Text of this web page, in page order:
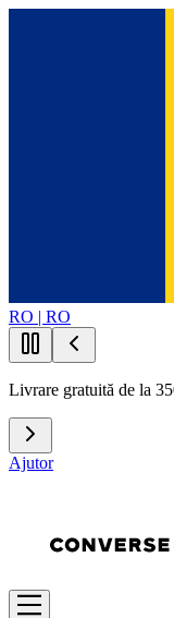
RO | RO
Livrare gratuită de la
Ajutor